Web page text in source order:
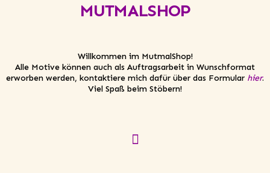
MUTMALSHOP
Willkommen im MutmalShop!
Alle Motive können auch als Auftragsarbeit in Wunschformat
erworben werden, kontaktiere mich dafür über das Formular hier.
Viel Spaß beim Stöbern!